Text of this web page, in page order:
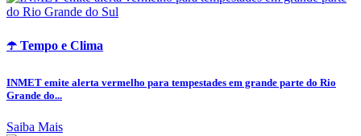
☂️ Tempo e Clima
INMET emite alerta vermelho para tempestades em grande parte do Rio
Grande do...
Saiba Mais